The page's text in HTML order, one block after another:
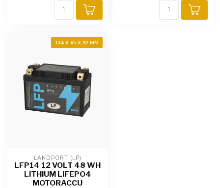
134 X 65 X 92 MM
LANDPORT (LP)
LFP14 12 VOLT 48 WH
LITHIUM LIFEPO4
MOTORACCU